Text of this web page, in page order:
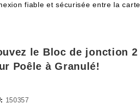
fiable et sécurisée entre la
le Bloc de jonction
Poêle à Granulé!
150357